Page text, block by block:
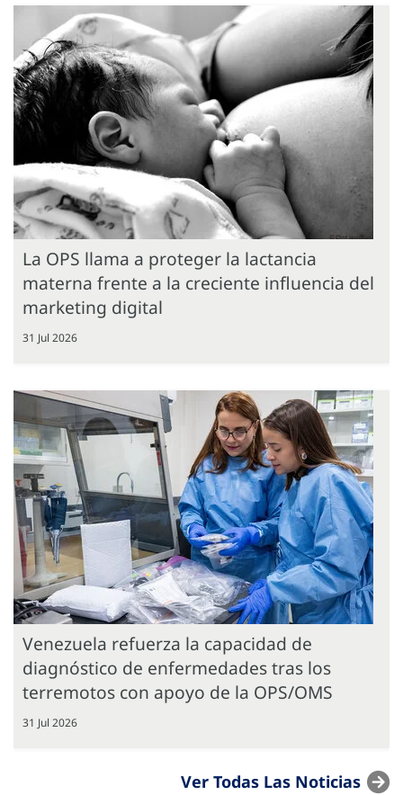
La OPS llama a proteger la lactancia
materna frente a la creciente influencia del
marketing digital
31 Jul 2026
Venezuela refuerza la capacidad de
diagnóstico de enfermedades tras los
terremotos con apoyo de la OPS/OMS
31 Jul 2026
Ver Todas Las Noticias